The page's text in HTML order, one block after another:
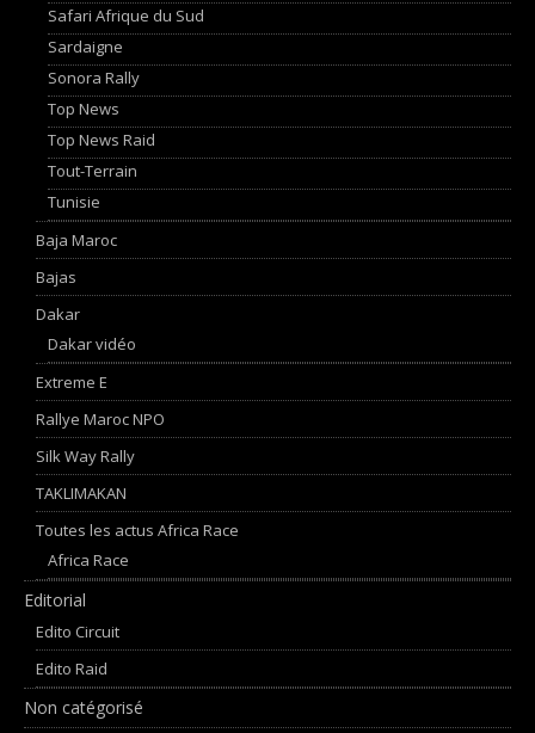
Safari Afrique du Sud
Sardaigne
Sonora Rally
Top News
Top News Raid
Tout-Terrain
Tunisie
Baja Maroc
Bajas
Dakar
Dakar vidéo
Extreme E
Rallye Maroc NPO
Silk Way Rally
TAKLIMAKAN
Toutes les actus Africa Race
Africa Race
Editorial
Edito Circuit
Edito Raid
Non catégorisé